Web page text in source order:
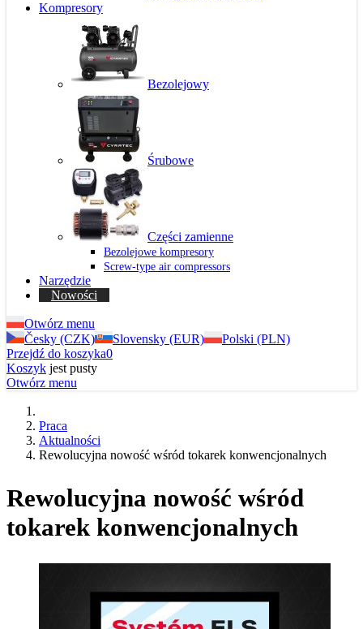
Kompresory
Bezolejowy
Śrubowe
Części zamienne
Bezolejowe kompresory
Screw-type air compressors
Narzędzie
Nowości
Otwórz menu
Česky (CZK)
Slovensky (EUR)
Polski (PLN)
Przejdź do koszyka0
Koszyk jest pusty
Otwórz menu
Praca
Aktualności
Rewolucyjna nowość wśród tokarek konwencjonalnych
Rewolucyjna nowość wśród
tokarek konwencjonalnych